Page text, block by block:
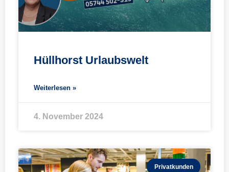
Hüllhorst Urlaubswelt
Weiterlesen »
4. November 2024
Privatkunden